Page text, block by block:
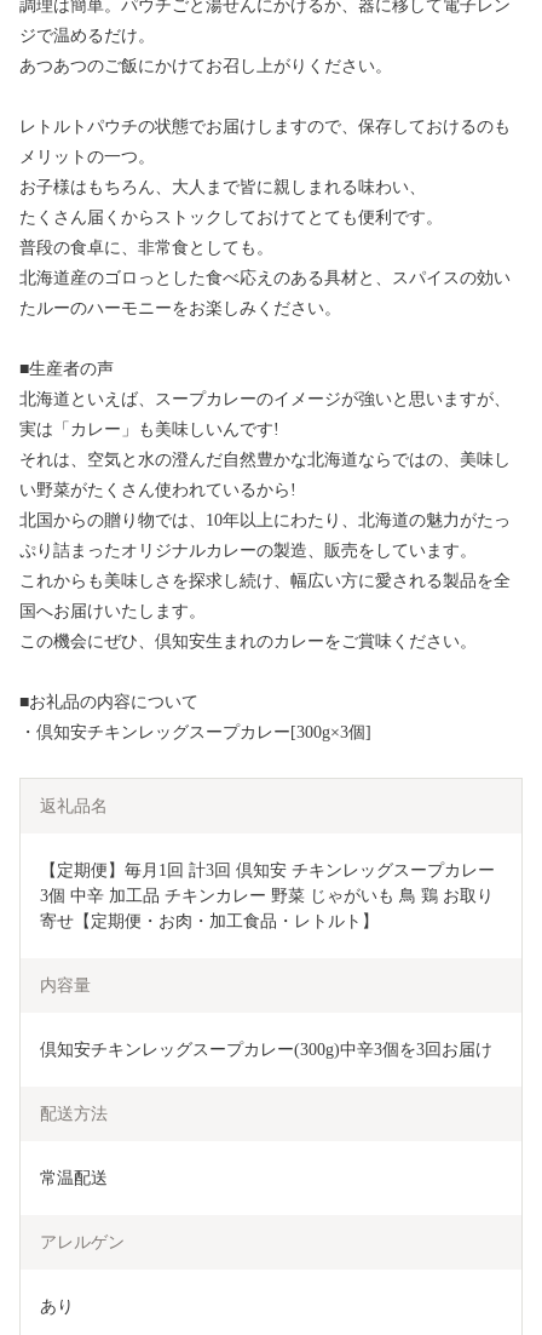
調理は簡単。パウチごと湯せんにかけるか、器に移して電子レン
ジで温めるだけ。
あつあつのご飯にかけてお召し上がりください。
レトルトパウチの状態でお届けしますので、保存しておけるのも
メリットの一つ。
お子様はもちろん、大人まで皆に親しまれる味わい、
たくさん届くからストックしておけてとても便利です。
普段の食卓に、非常食としても。
北海道産のゴロっとした食べ応えのある具材と、スパイスの効い
たルーのハーモニーをお楽しみください。
■生産者の声
北海道といえば、スープカレーのイメージが強いと思いますが、
実は「カレー」も美味しいんです!
それは、空気と水の澄んだ自然豊かな北海道ならではの、美味し
い野菜がたくさん使われているから!
北国からの贈り物では、10年以上にわたり、北海道の魅力がたっ
ぷり詰まったオリジナルカレーの製造、販売をしています。
これからも美味しさを探求し続け、幅広い方に愛される製品を全
国へお届けいたします。
この機会にぜひ、倶知安生まれのカレーをご賞味ください。
■お礼品の内容について
・倶知安チキンレッグスープカレー[300g×3個]
返礼品名
【定期便】毎月1回 計3回 倶知安 チキンレッグスープカレー
3個 中辛 加工品 チキンカレー 野菜 じゃがいも 鳥 鶏 お取り
寄せ【定期便・お肉・加工食品・レトルト】
内容量
倶知安チキンレッグスープカレー(300g)中辛3個を3回お届け
配送方法
常温配送
アレルゲン
あり